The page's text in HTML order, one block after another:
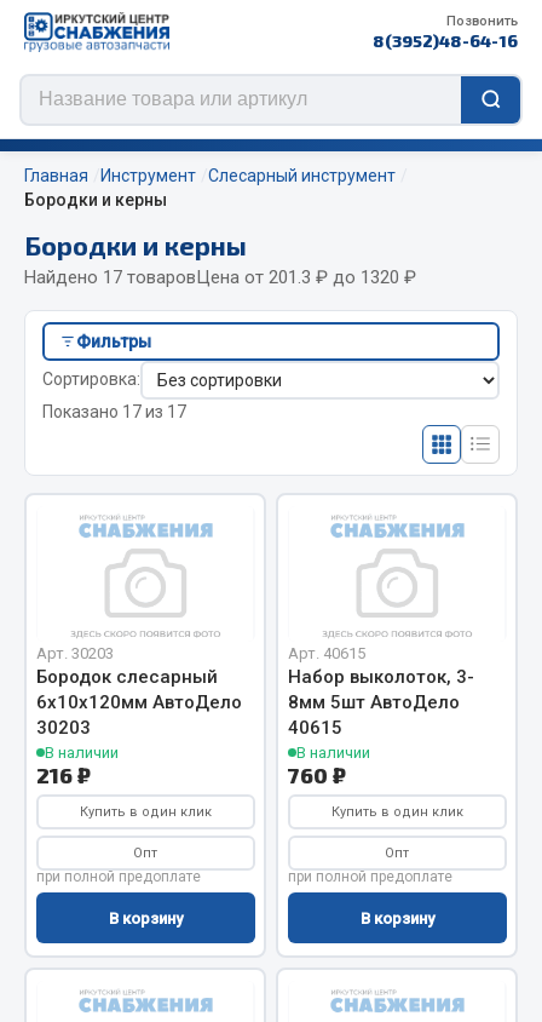
Позвонить
8(3952)48-64-16
Цепи противоскольжения
ЦЕПИ РОССИЯ
ЦЕПИ BOHU (Китай)
Изготовление цепей на колеса BOHU
QITONG
Весь раздел
Отопители салона, подогреватели
Автономные воздушные отопители
Жидкостные подогреватели
Отопители салона
Подогреватели тосола
Весь раздел
Автотовары
Аксессуары автомобильные
Аптечки и знаки автомобильные
Главная Инструмент
Слесарный инструмент
Бородки и керны
Бородки и керны
Найдено 17 товаровЦена от 201.3 ₽ до 1320 ₽
Фильтры
Сортировка:
Показано 17 из 17
Арт. 30203
Бородок слесарный
6х10х120мм АвтоДело
30203
В наличии
216 ₽
Купить в один клик
Опт
при полной предоплате
В корзину
Арт. 40615
Набор выколоток, 3-
8мм 5шт АвтоДело
40615
В наличии
760 ₽
Купить в один клик
Опт
при полной предоплате
В корзину